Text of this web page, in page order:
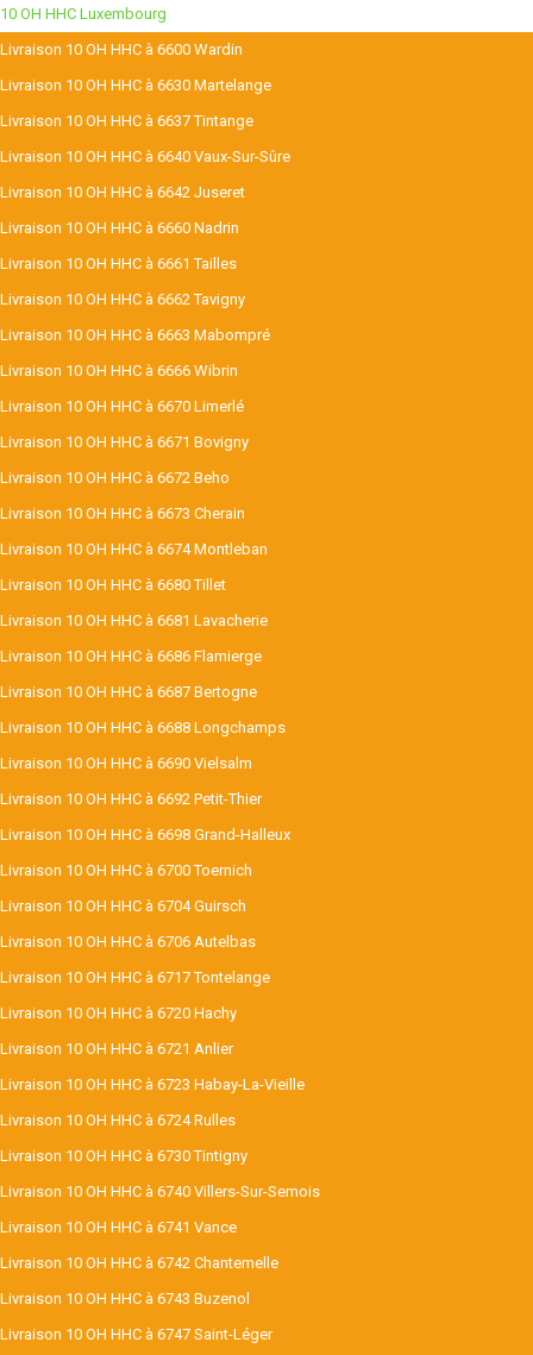
10 OH HHC Luxembourg
Livraison 10 OH HHC à 6600 Wardin
Livraison 10 OH HHC à 6630 Martelange
Livraison 10 OH HHC à 6637 Tintange
Livraison 10 OH HHC à 6640 Vaux-Sur-Sûre
Livraison 10 OH HHC à 6642 Juseret
Livraison 10 OH HHC à 6660 Nadrin
Livraison 10 OH HHC à 6661 Tailles
Livraison 10 OH HHC à 6662 Tavigny
Livraison 10 OH HHC à 6663 Mabompré
Livraison 10 OH HHC à 6666 Wibrin
Livraison 10 OH HHC à 6670 Limerlé
Livraison 10 OH HHC à 6671 Bovigny
Livraison 10 OH HHC à 6672 Beho
Livraison 10 OH HHC à 6673 Cherain
Livraison 10 OH HHC à 6674 Montleban
Livraison 10 OH HHC à 6680 Tillet
Livraison 10 OH HHC à 6681 Lavacherie
Livraison 10 OH HHC à 6686 Flamierge
Livraison 10 OH HHC à 6687 Bertogne
Livraison 10 OH HHC à 6688 Longchamps
Livraison 10 OH HHC à 6690 Vielsalm
Livraison 10 OH HHC à 6692 Petit-Thier
Livraison 10 OH HHC à 6698 Grand-Halleux
Livraison 10 OH HHC à 6700 Toernich
Livraison 10 OH HHC à 6704 Guirsch
Livraison 10 OH HHC à 6706 Autelbas
Livraison 10 OH HHC à 6717 Tontelange
Livraison 10 OH HHC à 6720 Hachy
Livraison 10 OH HHC à 6721 Anlier
Livraison 10 OH HHC à 6723 Habay-La-Vieille
Livraison 10 OH HHC à 6724 Rulles
Livraison 10 OH HHC à 6730 Tintigny
Livraison 10 OH HHC à 6740 Villers-Sur-Semois
Livraison 10 OH HHC à 6741 Vance
Livraison 10 OH HHC à 6742 Chantemelle
Livraison 10 OH HHC à 6743 Buzenol
Livraison 10 OH HHC à 6747 Saint-Léger